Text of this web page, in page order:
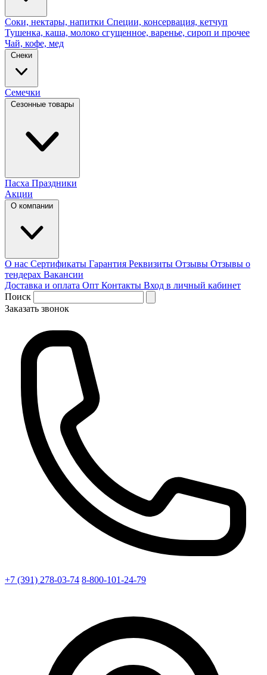
Соки, нектары, напитки Специи, консервация, кетчуп
Тушенка, каша, молоко сгущенное, варенье, сироп и прочее
Чай, кофе, мед
Снеки
Семечки
Сезонные товары
Пасха Праздники
Акции
О компании
О нас Сертификаты Гарантия Реквизиты Отзывы Отзывы о
тендерах Вакансии
Доставка и оплата Опт Контакты Вход в личный кабинет
Поиск
Заказать звонок
+7 (391) 278-03-74 8-800-101-24-79